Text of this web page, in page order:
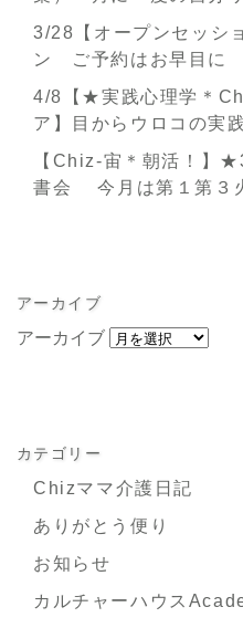
3/28【オープンセッシ
ン ご予約はお早目に
4/8【★実践心理学＊
ア】目からウロコの実
【Chiz-宙＊朝活！】
書会 今月は第１第３
アーカイブ
アーカイブ
カテゴリー
Chizママ介護日記
ありがとう便り
お知らせ
カルチャーハウス